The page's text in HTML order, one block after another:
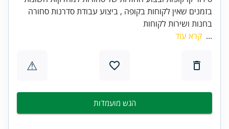
בזמנים שאין לקוחות בקופה , ביצוע עבודת סדרנות סחורה
בחנות ושירות לקוחות
... קרא עוד
⚠
הגש מועמדות